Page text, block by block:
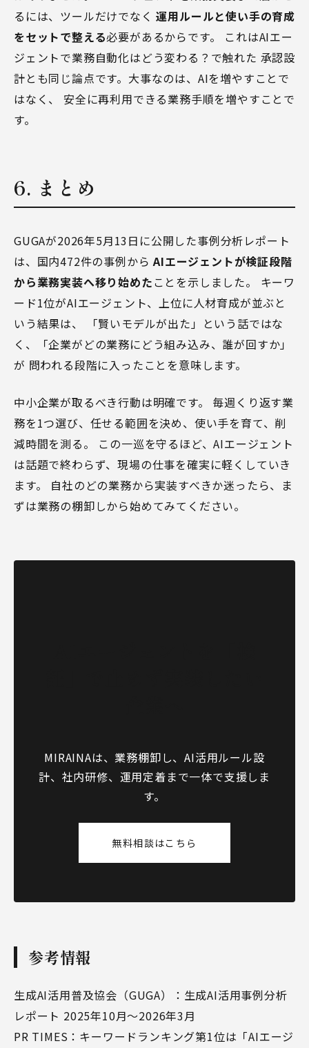
るには、ツールだけでなく運用ルールと使い手の育成
をセットで整える必要があるからです。 これはAIエー
ジェントで業務自動化はどう変わる？ で触れた 承認設
計とも同じ論点です。大事なのは、AIを増やすことで
はなく、 安全に再利用できる業務手順を増やすことで
す。
6. まとめ
GUGAが2026年5月13日に公開した事例分析レポート
は、国内472件の事例からAIエージェントが検証段階
から業務実装へ移り始めた ことを示しました。 キーワ
ード1位がAIエージェント、上位に人材育成が並ぶと
いう結果は、 「賢いモデルが出た」という話ではな
く、「企業がどの業務にどう組み込み、誰が回すか」
が 問われる段階に入ったことを意味します。
中小企業が取るべき行動は明確です。 毎週くり返す業
務を1つ選び、任せる範囲を決め、使い手を育て、削
減時間を測る。 この一巡を守るほど、AIエージェント
は話題で終わらず、現場の仕事を確実に軽くしていき
ます。 自社のどの業務から実装すべきか迷ったら、ま
ずは業務の棚卸しから始めてみてください。
MIRAINAは、業務棚卸し、AI活用ルール設
計、社内研修、運用定着まで一体で支援しま
す。
無料相談はこちら
参考情報
生成AI活用普及協会（GUGA）：生成AI活用事例分析
レポート 2025年10月〜2026年3月
PR TIMES：キーワードランキング第1位は「AIエージ